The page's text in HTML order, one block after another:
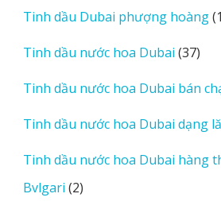
phẩm
Tinh dầu Dubai phượng hoàng 1
Tinh dầu nước hoa Dubai 3737
Tinh dầu nước hoa Dubai bán
Tinh dầu nước hoa Dubai dạng
Tinh dầu nước hoa Dubai hàng
Bvlgari 22